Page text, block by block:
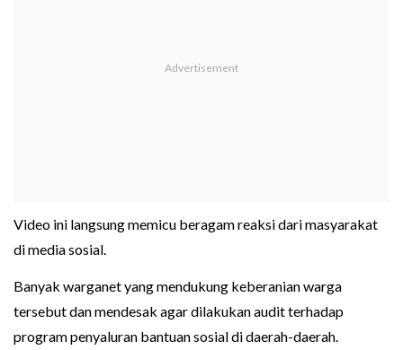
Video ini langsung memicu beragam reaksi dari masyarakat
di media sosial.
Banyak warganet yang mendukung keberanian warga
tersebut dan mendesak agar dilakukan audit terhadap
program penyaluran bantuan sosial di daerah-daerah.